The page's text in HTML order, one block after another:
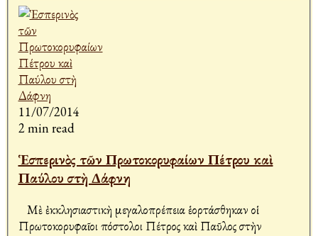
11/07/2014
2 min read
Ἑσπερινὸς τῶν Πρωτοκορυφαίων Πέτρου καὶ
Παύλου στὴ Δάφνη
Μὲ ἐκκλησιαστικὴ μεγαλοπρέπεια ἑορτάσθηκαν οἱ
Πρωτοκορυφαῖοι Ἀπόστολοι Πέτρος καὶ Παῦλος στὴν